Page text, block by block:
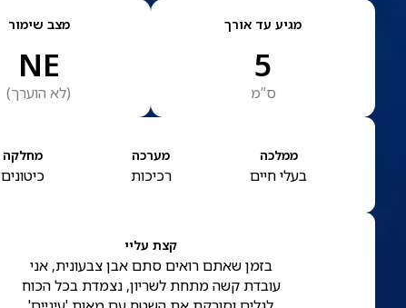
מגיע עד אורך
5
ס”מ
מצב שימור
NE
(לא הוערך)
ממלכה
בעלי חיים
מערכה
רכיכות
מחלקה
כיטונים
קצת עליי
בזמן שאתם רואים סתם אבן צבעונית, אני
עובדת קשה מתחת לשריון, נצמדת בכל הכוח